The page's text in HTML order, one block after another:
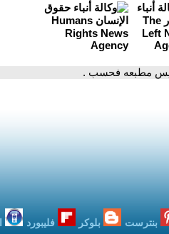
مطبعه فحسب .
بنترست بلوكر فليبورد